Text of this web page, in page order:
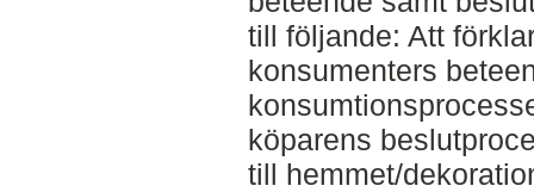
till följande: Att
konsumenters
köparens
till hemmet/